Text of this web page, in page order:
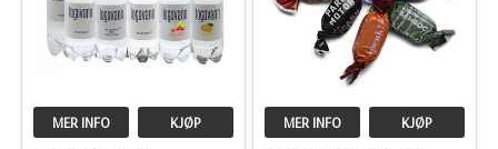
MER INFO KJØP MER INFO KJØP